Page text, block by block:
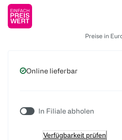
Preise in
Online lieferbar
In Filiale abholen
Verfügbarkeit prüfen